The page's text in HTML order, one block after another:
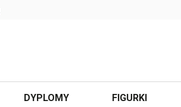
DYPLOMY FIGURKI